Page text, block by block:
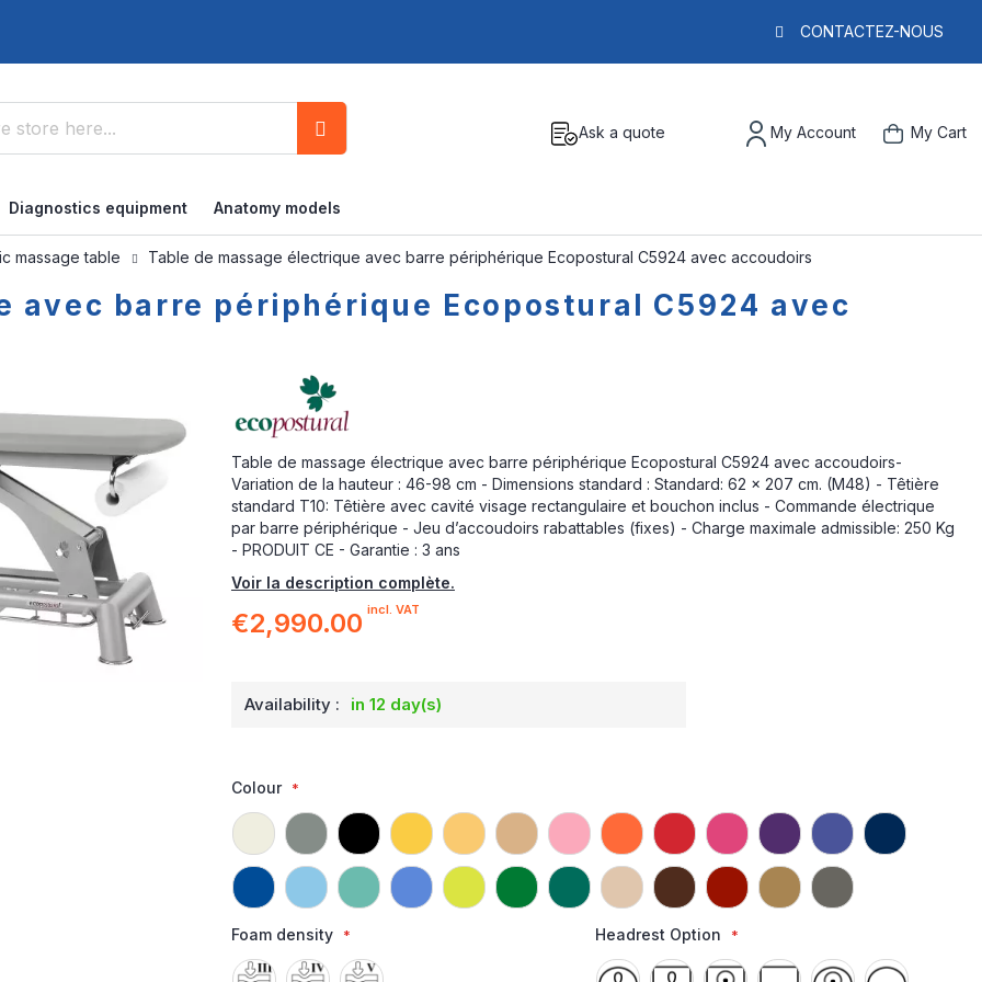
CONTACTEZ-NOUS
Ask a quote My Account My Cart
Diagnostics equipment Anatomy models
massage table Table de massage électrique avec barre périphérique Ecopostural C5924 avec accoudoirs
avec barre périphérique Ecopostural C5924 avec
Table de massage électrique avec barre périphérique Ecopostural C5924 avec accoudoirs-
Variation de la hauteur : 46-98 cm - Dimensions standard : Standard: 62 x 207 cm. (M48) - Têtière
standard T10: Têtière avec cavité visage rectangulaire et bouchon inclus - Commande électrique
par barre périphérique - Jeu d’accoudoirs rabattables (fixes) - Charge maximale admissible: 250 Kg
- PRODUIT CE - Garantie : 3 ans
Voir la description complète.
€2,990.00 incl. VAT
Availability : in 12 day(s)
Colour
Foam density Headrest Option